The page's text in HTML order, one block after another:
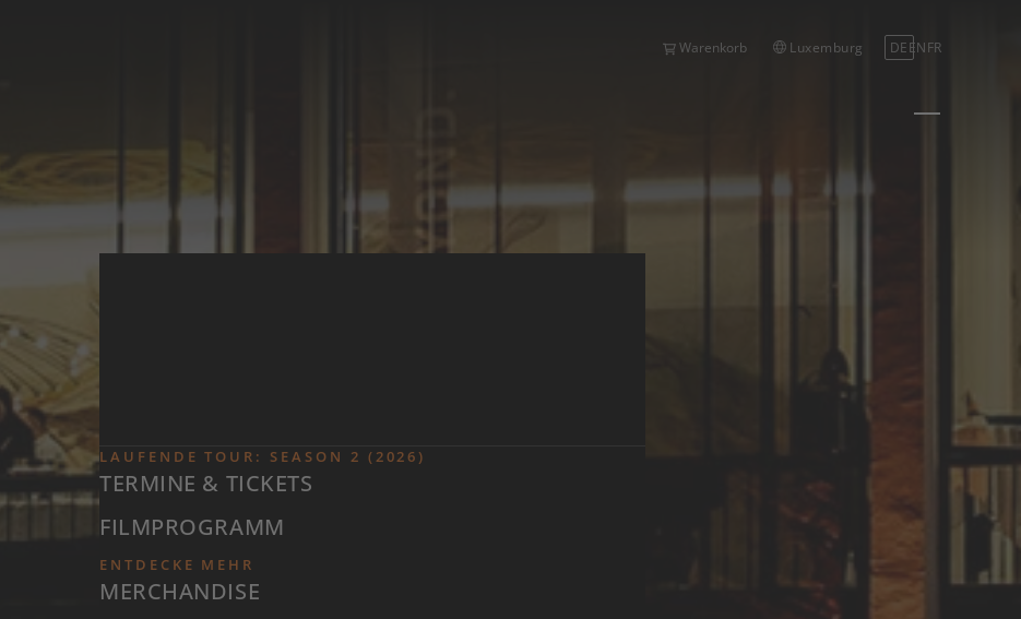
Warenkorb Luxemburg DEENFR
LAUFENDE TOUR: SEASON 2 (2026)
TERMINE & TICKETS
FILMPROGRAMM
ENTDECKE MEHR
MERCHANDISE